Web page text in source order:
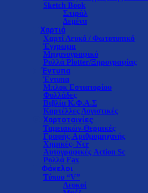
Sketch Book
Σπιράλ
Δεμένα
Χαρτιά
Χαρτί Λευκό / Φωτοτυπικό
Έγχρωμα
Μηχανογραφικό
Ρολλά Plotter/Ξηρογραφίας
Έντυπα
Έντυπα
Μπλοκ Εστιατορίου
Φυλλάδες
Βιβλία Κ.Φ.Α.Σ
Καρτέλλες Λογιστικές
Χαρτοταινίες
Ταμειακών-Θερμικές
Γραφής-Αριθμομηχανής
Χημικές- Ncr
Αυτογραφικές Action Sc
Ρολλά Fax
Φάκελοι
Τύπου “V”
Λευκοί